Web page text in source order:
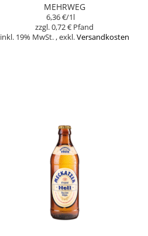
MEHRWEG
6,36 €/1l
0,72 €
inkl. 19% MwSt. ,exkl.Versandkosten